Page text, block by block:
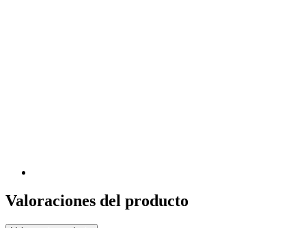
Valoraciones del producto